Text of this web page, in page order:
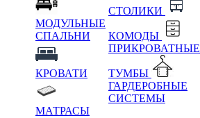
МОДУЛЬНЫЕ
СПАЛЬНИ
КРОВАТИ
МАТРАСЫ
СТОЛИКИ
КОМОДЫ
ПРИКРОВАТНЫЕ
ТУМБЫ
ГАРДЕРОБНЫЕ
СИСТЕМЫ